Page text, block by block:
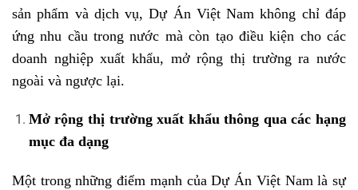
sản phẩm và dịch vụ, Dự Án Việt Nam không chỉ đáp
ứng nhu cầu trong nước mà còn tạo điều kiện cho các
doanh nghiệp xuất khẩu, mở rộng thị trường ra nước
ngoài và ngược lại.
Mở rộng thị trường xuất khẩu thông qua các hạng
mục đa dạng
Một trong những điểm mạnh của Dự Án Việt Nam là sự